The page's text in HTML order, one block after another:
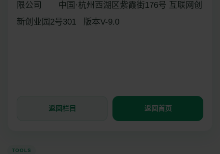
限公司 中国·杭州西湖区紫霞街176号 互联网创
新创业园2号301 版本V-9.0
返回栏目 返回首页
TOOLS